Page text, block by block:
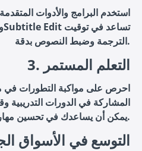
استخدم البرامج والأدوات
الترجمة وضبط النصوص بدقة.
3. التعلم المستمر
احرص على مواكبة التطورات في
المشاركة في الدورات التدريبية
يمكن أن يساعدك في تحسين مهاراتك والبقاء في الطليعة.
4. التوسع في الأسواق